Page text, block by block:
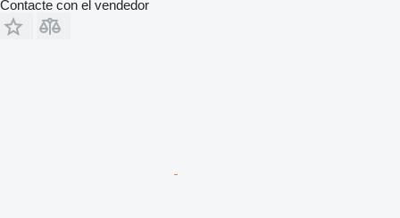
Contacte con el vendedor